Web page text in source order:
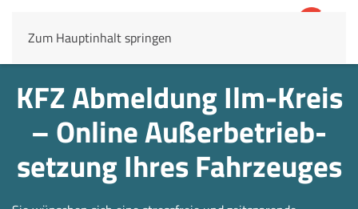
Zum Hauptinhalt springen
KFZ Abmeldung Ilm-Kreis
– Online Außerbetrieb­
setzung Ihres Fahrzeuges